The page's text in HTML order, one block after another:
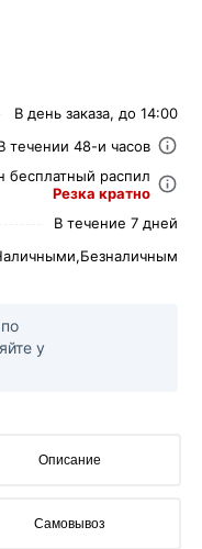
В день заказа, до 14:00
течении 48-и часов
бесплатный распил
Резка кратно
В течение 7 дней
Безналичным
у
Описание
Самовывоз